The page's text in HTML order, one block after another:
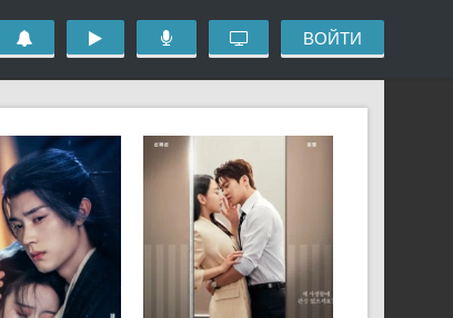
ВОЙТИ